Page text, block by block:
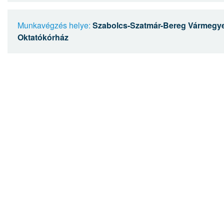
Munkavégzés helye: Szabolcs-Szatmár-Bereg
Oktatókórház